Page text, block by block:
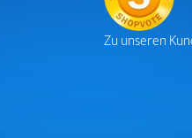
Zu unseren